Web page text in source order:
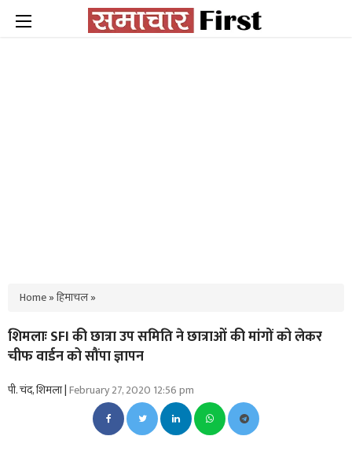
Home»हिमाचल»
शिमलाः SFI की छात्रा उप समिति ने छात्राओं की मांगों को लेकर
चीफ वार्डन को सौंपा ज्ञापन
पी. चंद, शिमला |February 27, 2020 12:56 pm